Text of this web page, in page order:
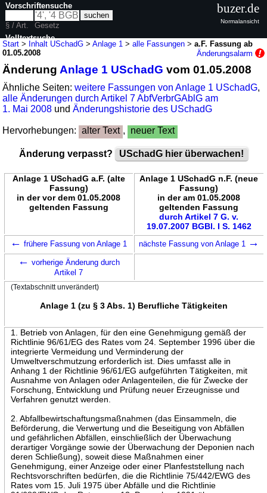
Start > Inhalt USchadG >Anlage 1 >alle Fassungen >a.F. Fassung ab
01.05.2008
Änderungsalarm
Änderung Anlage 1 USchadG vom 01.05.2008
Ähnliche Seiten:weitere Fassungen von Anlage 1 USchadG,
alle Änderungen durch Artikel 7 AbfVerbrGAblG am
1. Mai 2008 undÄnderungshistorie des USchadG
Hervorhebungen: alter Text , neuer Text
Änderung verpasst? USchadG hier überwachen!
Anlage 1 USchadG a.F. (alte
Fassung)
in der vor dem 01.05.2008
geltenden Fassung
Anlage 1 USchadG n.F. (neue
Fassung)
in der am 01.05.2008
geltenden Fassung
durch Artikel 7 G. v.
19.07.2007 BGBl. I S. 1462
← frühere Fassung von Anlage 1 nächste Fassung von Anlage 1 →
← vorherige Änderung durch
Artikel 7
(Textabschnitt unverändert)
Anlage 1 (zu § 3 Abs. 1) Berufliche Tätigkeiten
1. Betrieb von Anlagen, für den eine Genehmigung gemäß der
Richtlinie 96/61/EG des Rates vom 24. September 1996 über die
integrierte Vermeidung und Verminderung der
Umweltverschmutzung erforderlich ist. Dies umfasst alle in
Anhang 1 der Richtlinie 96/61/EG aufgeführten Tätigkeiten, mit
Ausnahme von Anlagen oder Anlagenteilen, die für Zwecke der
Forschung, Entwicklung und Prüfung neuer Erzeugnisse und
Verfahren genutzt werden.
2. Abfallbewirtschaftungsmaßnahmen (das Einsammeln, die
Beförderung, die Verwertung und die Beseitigung von Abfällen
und gefährlichen Abfällen, einschließlich der Überwachung
derartiger Vorgänge sowie der Überwachung der Deponien nach
deren Schließung), soweit diese Maßnahmen einer
Genehmigung, einer Anzeige oder einer Planfeststellung nach
Rechtsvorschriften bedürfen, die die Richtlinie 75/442/EWG des
Rates vom 15. Juli 1975 über Abfälle und die Richtlinie
Vorschriftensuche
§ / Art.
Gesetz
Volltextsuche
buzer.de
Normalansicht